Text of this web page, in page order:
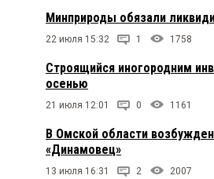
Минприроды обязали
22 июля 15:32 1 1758
Строящийся иногородним
осенью
21 июля 12:01 0 1161
В Омской области
«Динамовец»
13 июля 16:31 2 2007